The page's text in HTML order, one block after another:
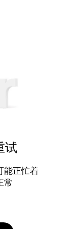
试
能正忙着
常